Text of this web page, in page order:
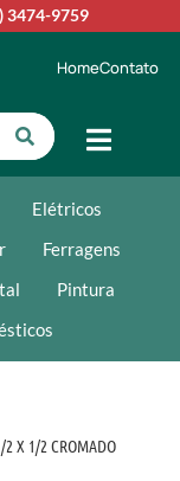
3474-9759
HomeContato
Elétricos
Ferragens
Pintura
2 X 1/2 CROMADO